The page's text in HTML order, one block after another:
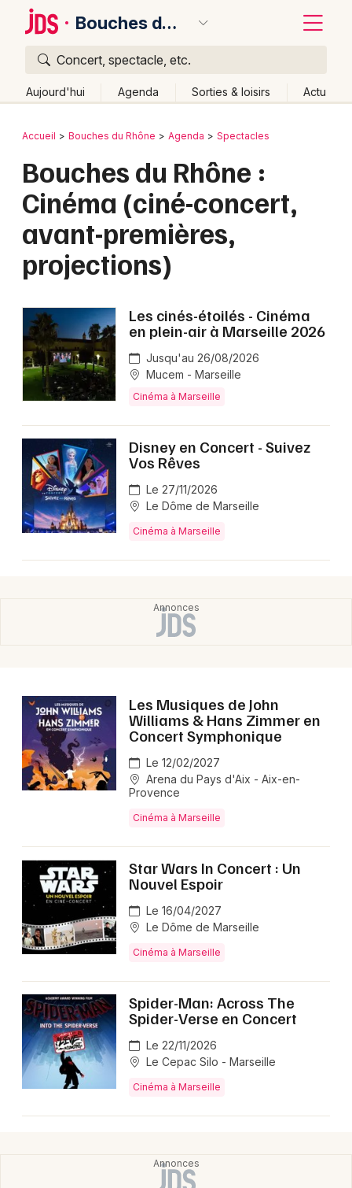
Bouches du Rhône
Concert, spectacle, etc.
Aujourd'hui Agenda Sorties & loisirs Actu
Publier un événement
Grands événements
Activité & Expérience
Manifestations
Foires & salons
Spectacles
Concerts
Sports
Soirées
Sorties famille
Newsletter des sorties
Artistes en tournée
Actus dans les Bouches du Rhône
Magazine dans les Bouches du Rhône
13 - Bouches du Rhône
Choisir mes départements
Mon email
Je m'abonne
Bordeaux
Colmar
Lille
Lyon
Mulhouse
Montpellier
Nantes
Nice
Paris
Strasbourg
Toulouse
Retour
Accueil Bouches du Rhône Agenda Spectacles
Bouches du Rhône :
Cinéma (ciné-concert,
avant-premières,
projections)
Les cinés-étoilés - Cinéma
en plein-air à Marseille 2026
Jusqu'au 26/08/2026
Mucem - Marseille
Cinéma à Marseille
Disney en Concert - Suivez
Vos Rêves
Le 27/11/2026
Le Dôme de Marseille
Cinéma à Marseille
Les Musiques de John
Williams & Hans Zimmer en
Concert Symphonique
Le 12/02/2027
Arena du Pays d'Aix - Aix-en-
Provence
Cinéma à Marseille
Star Wars In Concert : Un
Nouvel Espoir
Le 16/04/2027
Le Dôme de Marseille
Cinéma à Marseille
Spider-Man: Across The
Spider-Verse en Concert
Le 22/11/2026
Le Cepac Silo - Marseille
Cinéma à Marseille
Quoi ?
Où ?
Partout
Près de moi Changer de lieu
Quand ?
Effacer les dates
Aujourd'hui
Demain Ce week-end